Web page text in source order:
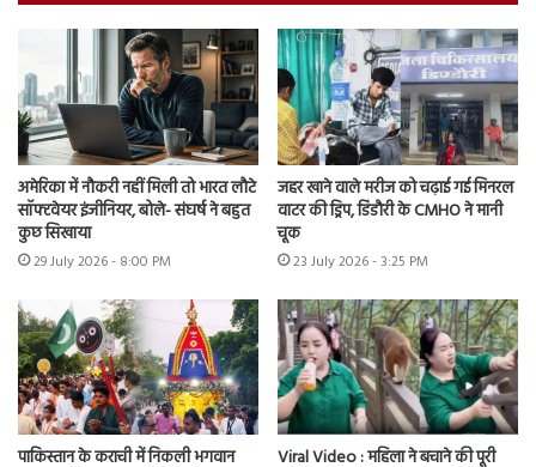
अमेरिका में नौकरी नहीं मिली तो भारत लौटे
सॉफ्टवेयर इंजीनियर, बोले- संघर्ष ने बहुत
कुछ सिखाया
29 July 2026 - 8:00 PM
जहर खाने वाले मरीज को चढ़ाई गई मिनरल
वाटर की ड्रिप, डिंडौरी के CMHO ने मानी
चूक
23 July 2026 - 3:25 PM
पाकिस्तान के कराची में निकली भगवान
Viral Video : महिला ने बचाने की पूरी